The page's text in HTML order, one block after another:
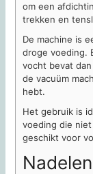
om een
trekken en
De machine is
droge voeding.
vocht bevat
de vacuüm
hebt.
Het gebruik is
voeding die
geschikt voor